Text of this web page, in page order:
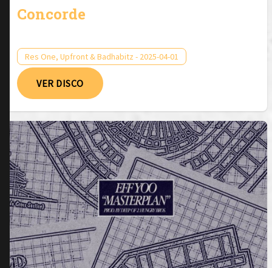
Concorde
Res One, Upfront & Badhabitz - 2025-04-01
VER DISCO